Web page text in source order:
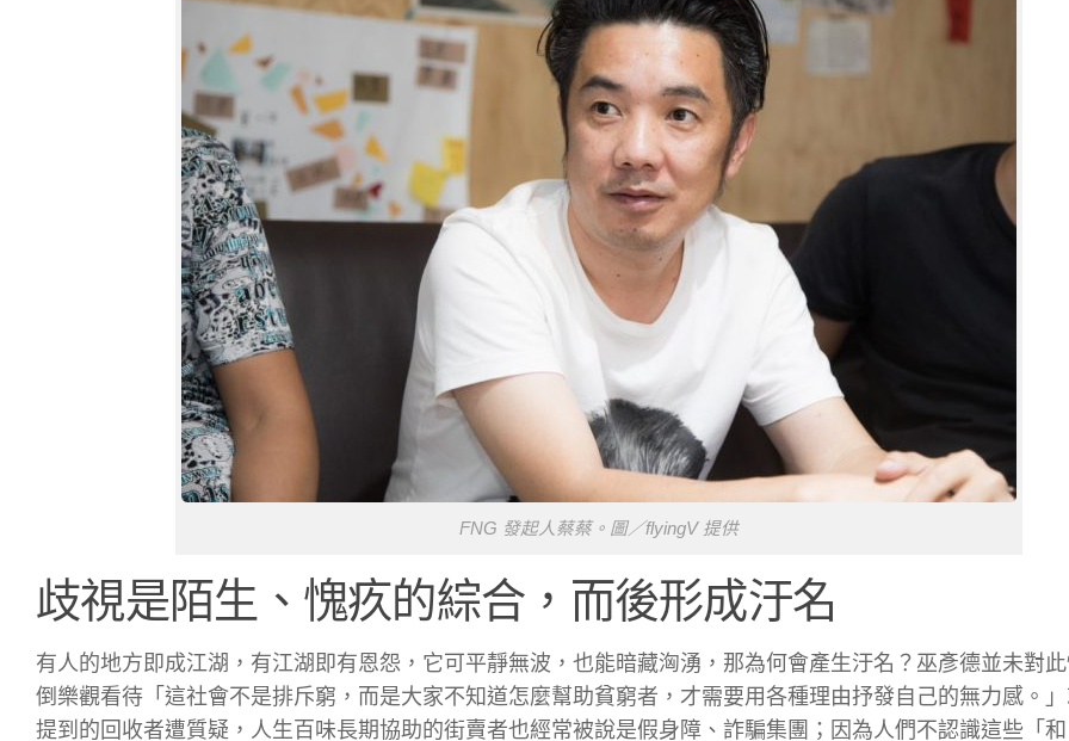
FNG 發起人蔡蔡。圖／flyingV 提供
歧視是陌生、愧疚的綜合，而後形成汙名
有人的地方即成江湖，有江湖即有恩怨，它可平靜無波，也能暗藏洶湧，那為何會產生汙名？巫彥德並未對
倒樂觀看待「這社會不是排斥窮，而是大家不知道怎麼幫助貧窮者，才需要用各種理由抒發自己的無力感。
提到的回收者遭質疑，人生百味長期協助的街賣者也經常被說是假身障、詐騙集團；因為人們不認識這些「